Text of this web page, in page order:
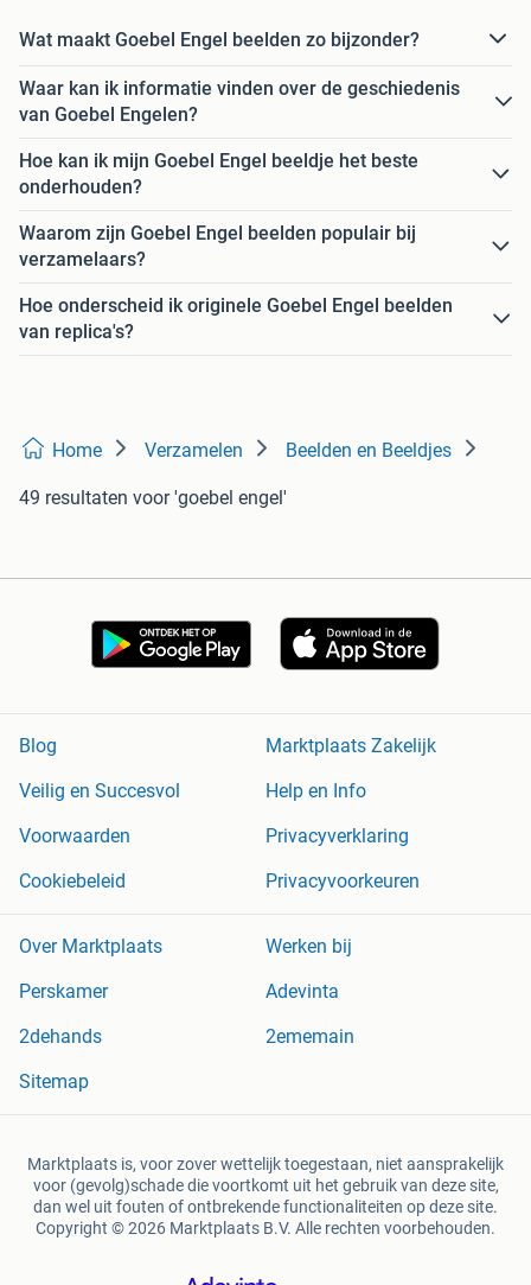
Wat maakt Goebel Engel beelden zo bijzonder?
Waar kan ik informatie vinden over de geschiedenis
van Goebel Engelen?
Hoe kan ik mijn Goebel Engel beeldje het beste
onderhouden?
Waarom zijn Goebel Engel beelden populair bij
verzamelaars?
Hoe onderscheid ik originele Goebel Engel beelden
van replica's?
Home Verzamelen Beelden en Beeldjes
49 resultaten voor 'goebel engel'
Blog
Marktplaats Zakelijk
Veilig en Succesvol
Help en Info
Voorwaarden
Privacyverklaring
Cookiebeleid
Privacyvoorkeuren
Over Marktplaats
Werken bij
Perskamer
Adevinta
2dehands
2ememain
Sitemap
Marktplaats is, voor zover wettelijk toegestaan, niet aansprakelijk
voor (gevolg)schade die voortkomt uit het gebruik van deze site,
dan wel uit fouten of ontbrekende functionaliteiten op deze site.
Copyright © 2026 Marktplaats B.V. Alle rechten voorbehouden.